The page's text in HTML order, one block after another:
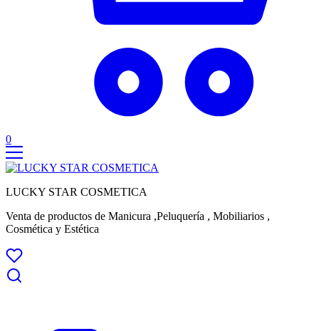
0
LUCKY STAR COSMETICA
Venta de productos de Manicura ,Peluquería , Mobiliarios ,
Cosmética y Estética